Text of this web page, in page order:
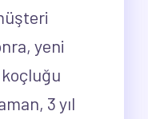
yeni
3 yıl